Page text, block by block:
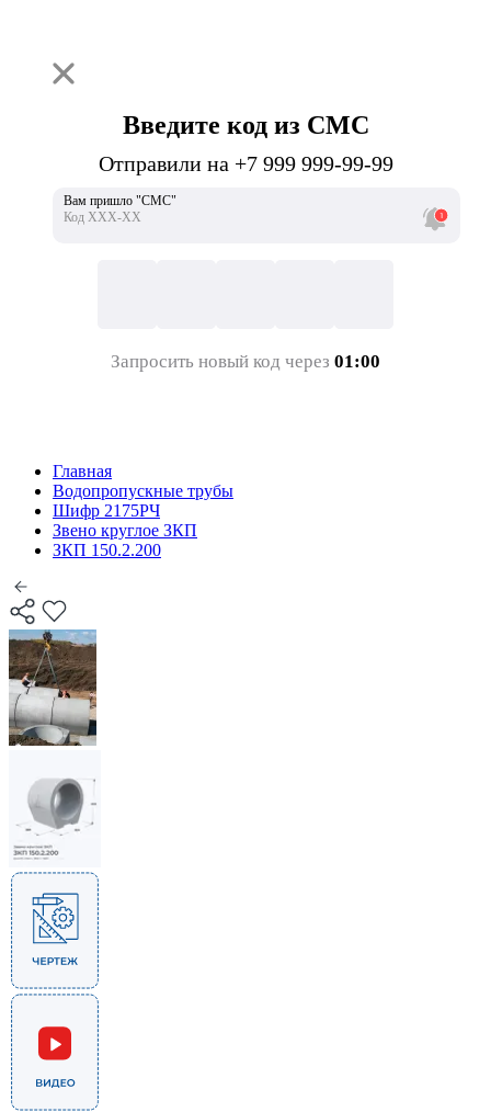
Введите код из СМС
Отправили на +7 999 999-99-99
Вам пришло "СМС"
Код ХХХ-ХХ
Запросить новый код через 01:00
Главная
Водопропускные трубы
Шифр 2175РЧ
Звено круглое ЗКП
ЗКП 150.2.200